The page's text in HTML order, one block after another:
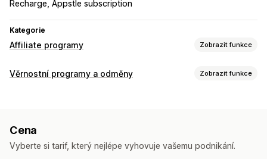
Recharge, Appstle subscription
Kategorie
Affiliate programy Zobrazit funkce
Možnosti provize
Autorské poplatky
Věrnostní programy a odměny Zobrazit funkce
Cena
Vyberte si tarif, který nejlépe vyhovuje vašemu podnikání.